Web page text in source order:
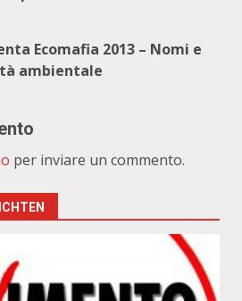
Ecomafia 2013 – Nomi e
ambientale
per inviare un commento.